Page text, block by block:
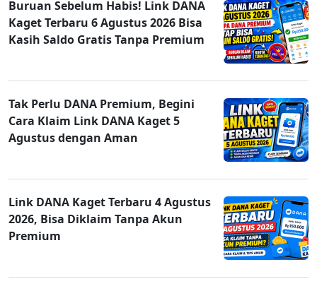
Buruan Sebelum Habis! Link DANA
Kaget Terbaru 6 Agustus 2026 Bisa
Kasih Saldo Gratis Tanpa Premium
Tak Perlu DANA Premium, Begini
Cara Klaim Link DANA Kaget 5
Agustus dengan Aman
Link DANA Kaget Terbaru 4 Agustus
2026, Bisa Diklaim Tanpa Akun
Premium